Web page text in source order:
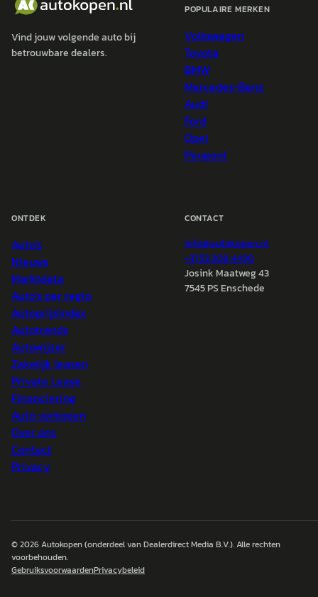
Vind jouw volgende auto bij
betrouwbare dealers.
POPULAIRE MERKEN
Volkswagen
Toyota
BMW
Mercedes-Benz
Audi
Ford
Opel
Peugeot
ONTDEK
Auto's
Nieuws
Marktdata
Auto's per regio
Autoprijsindex
Autotrends
Autowijzer
Zakelijk leasen
Private Lease
Financiering
Auto verkopen
Over ons
Contact
Privacy
CONTACT
info@autokopen.nl
+31 53 208 4490
Josink Maatweg 43
7545 PS Enschede
© 2026Autokopen(onderdeel van Dealerdirect Media B.V.). Alle rechten
voorbehouden.
GebruiksvoorwaardenPrivacybeleid